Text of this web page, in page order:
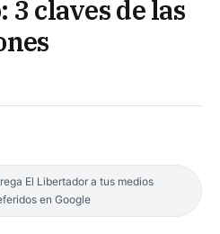
3 claves de las
El Libertador a tus medios
en Google